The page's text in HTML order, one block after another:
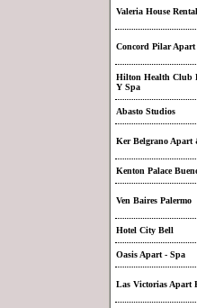
Valeria House
Concord Pilar Apart
Hilton Health Club
Y Spa
Abasto Studios
Ker Belgrano Apart
Kenton Palace
Ven Baires Palermo
Hotel City Bell
Oasis Apart - Spa
Las Victorias Apart